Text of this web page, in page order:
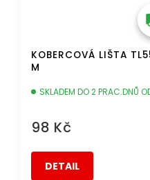
KOBERCOVÁ LIŠTA
M
SKLADEM DO 2 PRAC.DNŮ
98 Kč
DETAIL